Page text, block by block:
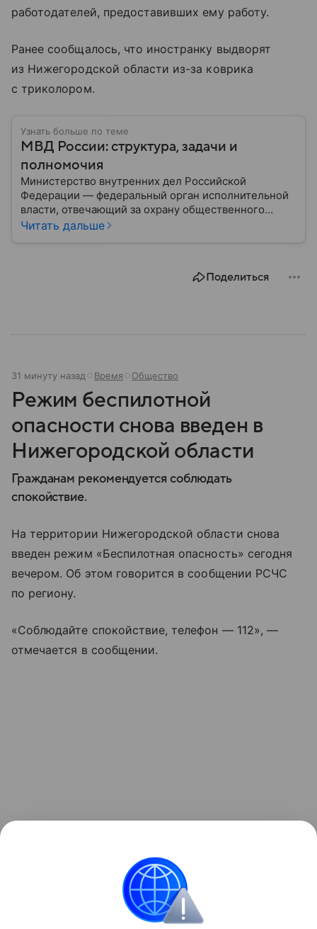
работодателей, предоставивших ему работу.
Ранее сообщалось, что иностранку выдворят
из Нижегородской области из-за коврика
с триколором.
Узнать больше по теме
МВД России: структура, задачи и
полномочия
Министерство внутренних дел Российской
Федерации — федеральный орган исполнительной
власти, отвечающий за охрану общественного
порядка, борьбу с преступностью, обеспечение
России, какие задачи выполняет министерство, как
Читать дальше
Поделиться
31 минуту назад Время Общество
Режим беспилотной
опасности снова введен в
Нижегородской области
Гражданам рекомендуется соблюдать
спокойствие.
На территории Нижегородской области снова
введен режим «Беспилотная опасность» сегодня
вечером. Об этом говорится в сообщении РСЧС
по региону.
«Соблюдайте спокойствие, телефон — 112», —
отмечается в сообщении.